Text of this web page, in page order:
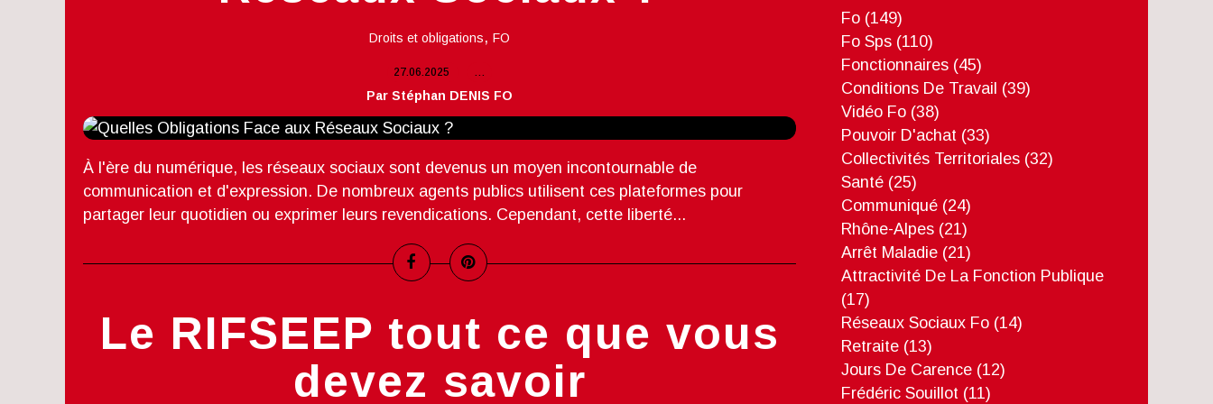
Droits et obligations, FO
27.06.2025 …
Par Stéphan DENIS FO
À l'ère du numérique, les réseaux sociaux sont devenus un moyen incontournable de
communication et d'expression. De nombreux agents publics utilisent ces plateformes pour
partager leur quotidien ou exprimer leurs revendications. Cependant, cette liberté...
Le RIFSEEP tout ce que vous
devez savoir
Fo (149)
Fo Sps (110)
Fonctionnaires (45)
Conditions De Travail (39)
Vidéo Fo (38)
Pouvoir D'achat (33)
Collectivités Territoriales (32)
Santé (25)
Communiqué (24)
Rhône-Alpes (21)
Arrêt Maladie (21)
Attractivité De La Fonction Publique
(17)
Réseaux Sociaux Fo (14)
Retraite (13)
Jours De Carence (12)
Frédéric Souillot (11)